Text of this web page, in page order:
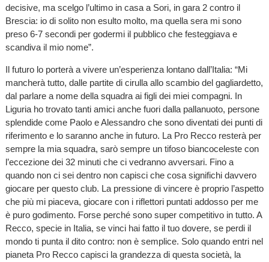
decisive, ma scelgo l’ultimo in casa a Sori, in gara 2 contro il
Brescia: io di solito non esulto molto, ma quella sera mi sono
preso 6-7 secondi per godermi il pubblico che festeggiava e
scandiva il mio nome”.
Il futuro lo porterà a vivere un’esperienza lontano dall’Italia: “Mi
mancherà tutto, dalle partite di cirulla allo scambio del gagliardetto,
dal parlare a nome della squadra ai figli dei miei compagni. In
Liguria ho trovato tanti amici anche fuori dalla pallanuoto, persone
splendide come Paolo e Alessandro che sono diventati dei punti di
riferimento e lo saranno anche in futuro. La Pro Recco resterà per
sempre la mia squadra, sarò sempre un tifoso biancoceleste con
l’eccezione dei 32 minuti che ci vedranno avversari. Fino a
quando non ci sei dentro non capisci che cosa significhi davvero
giocare per questo club. La pressione di vincere è proprio l’aspetto
che più mi piaceva, giocare con i riflettori puntati addosso per me
è puro godimento. Forse perché sono super competitivo in tutto. A
Recco, specie in Italia, se vinci hai fatto il tuo dovere, se perdi il
mondo ti punta il dito contro: non è semplice. Solo quando entri nel
pianeta Pro Recco capisci la grandezza di questa società, la